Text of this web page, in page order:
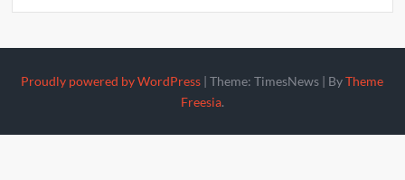
Proudly powered by WordPress |Theme: TimesNews | ByTheme
Freesia.